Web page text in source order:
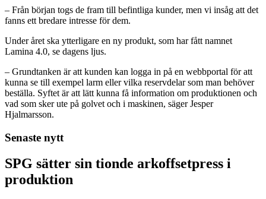
– Från början togs de fram till befintliga kunder, men vi insåg att det
fanns ett bredare intresse för dem.
Under året ska ytterligare en ny produkt, som har fått namnet
Lamina 4.0, se dagens ljus.
– Grundtanken är att kunden kan logga in på en webbportal för att
kunna se till exempel larm eller vilka reservdelar som man behöver
beställa. Syftet är att lätt kunna få information om produktionen och
vad som sker ute på golvet och i maskinen, säger Jesper
Hjalmarsson.
Senaste nytt
SPG sätter sin tionde arkoffsetpress i
produktion